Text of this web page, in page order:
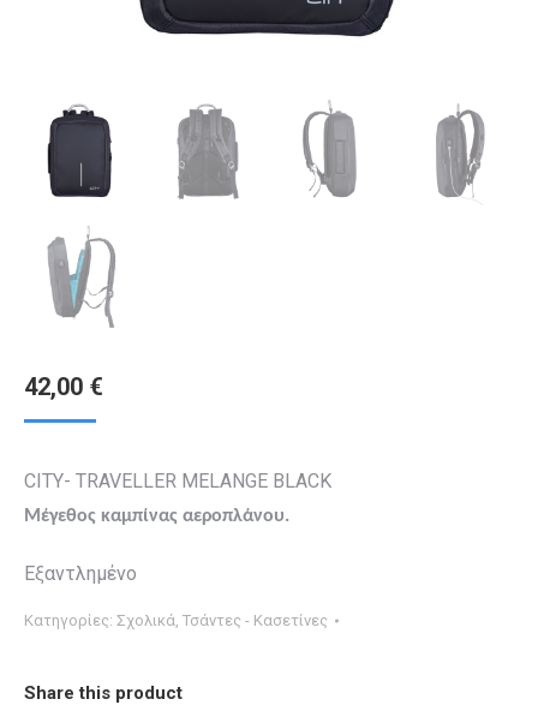
42,00 €
CITY- TRAVELLER MELANGE BLACK
Μέγεθος καμπίνας αεροπλάνου.
Εξαντλημένο
Κατηγορίες: Σχολικά, Τσάντες - Κασετίνες
Share this product